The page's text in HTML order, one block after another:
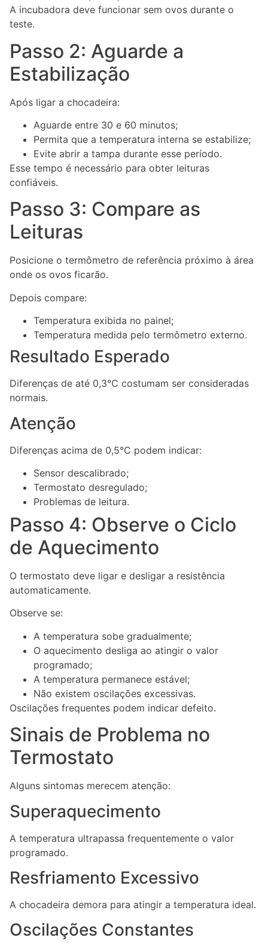
A incubadora deve funcionar sem ovos durante o
teste.
Passo 2: Aguarde a
Estabilização
Após ligar a chocadeira:
Aguarde entre 30 e 60 minutos;
Permita que a temperatura interna se estabilize;
Evite abrir a tampa durante esse período.
Esse tempo é necessário para obter leituras
confiáveis.
Passo 3: Compare as
Leituras
Posicione o termômetro de referência próximo à área
onde os ovos ficarão.
Depois compare:
Temperatura exibida no painel;
Temperatura medida pelo termômetro externo.
Resultado Esperado
Diferenças de até 0,3°C costumam ser consideradas
normais.
Atenção
Diferenças acima de 0,5°C podem indicar:
Sensor descalibrado;
Termostato desregulado;
Problemas de leitura.
Passo 4: Observe o Ciclo
de Aquecimento
O termostato deve ligar e desligar a resistência
automaticamente.
Observe se:
A temperatura sobe gradualmente;
O aquecimento desliga ao atingir o valor
programado;
A temperatura permanece estável;
Não existem oscilações excessivas.
Oscilações frequentes podem indicar defeito.
Sinais de Problema no
Termostato
Alguns sintomas merecem atenção:
Superaquecimento
A temperatura ultrapassa frequentemente o valor
programado.
Resfriamento Excessivo
A chocadeira demora para atingir a temperatura ideal.
Oscilações Constantes